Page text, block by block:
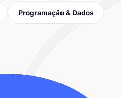
Programação & Dados